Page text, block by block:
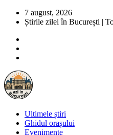
7 august, 2026
Știrile zilei în București |
Ultimele știri
Ghidul orașului
Evenimente